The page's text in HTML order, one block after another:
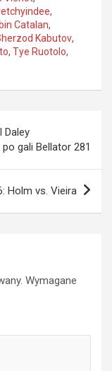
,
Catalan,
Kabutov,
, Tye Ruotolo,
Daley
gali Bellator 281
Holm vs. Vieira
Wymagane